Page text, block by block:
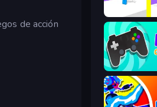
de acción
Rescue Throw
Mind Controller